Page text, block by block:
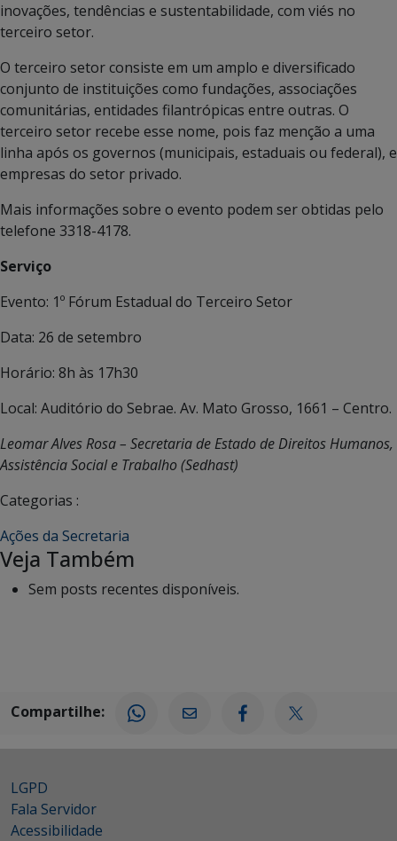
inovações, tendências e sustentabilidade, com viés no
terceiro setor.
O terceiro setor consiste em um amplo e diversificado
conjunto de instituições como fundações, associações
comunitárias, entidades filantrópicas entre outras. O
terceiro setor recebe esse nome, pois faz menção a uma
linha após os governos (municipais, estaduais ou federal), e
empresas do setor privado.
Mais informações sobre o evento podem ser obtidas pelo
telefone 3318-4178.
Serviço
Evento: 1º Fórum Estadual do Terceiro Setor
Data: 26 de setembro
Horário: 8h às 17h30
Local: Auditório do Sebrae. Av. Mato Grosso, 1661 – Centro.
Leomar Alves Rosa – Secretaria de Estado de Direitos Humanos,
Assistência Social e Trabalho (Sedhast)
Categorias :
Ações da Secretaria
Veja Também
Sem posts recentes disponíveis.
Compartilhe:
LGPD
Fala Servidor
Acessibilidade